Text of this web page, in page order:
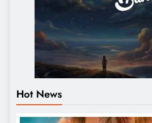
Hot News